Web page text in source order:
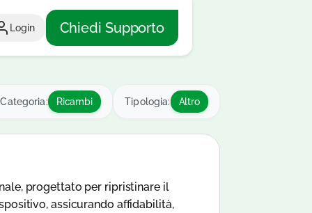
Login Chiedi Supporto
Categoria: Ricambi Tipologia: Altro
progettato per ripristinare il
assicurando affidabilità,